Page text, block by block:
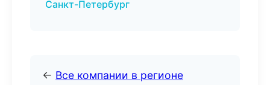
Санкт-Петербург
← Все компании в регионе